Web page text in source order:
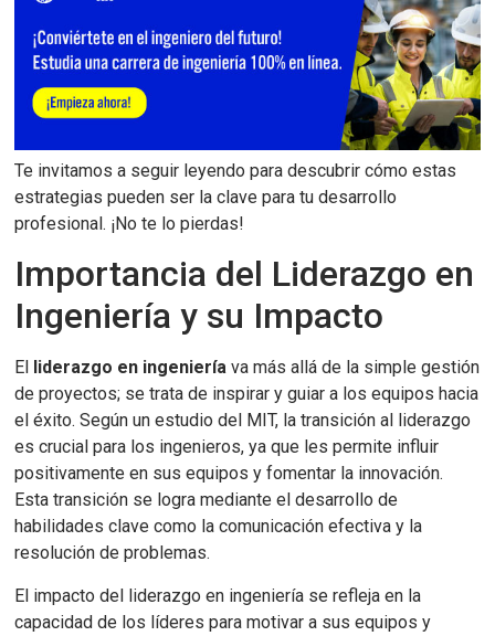
Te invitamos a seguir leyendo para descubrir cómo estas
estrategias pueden ser la clave para tu desarrollo
profesional. ¡No te lo pierdas!
Importancia del Liderazgo en
Ingeniería y su Impacto
El liderazgo en ingeniería va más allá de la simple gestión
de proyectos; se trata de inspirar y guiar a los equipos hacia
el éxito. Según un estudio del MIT, la transición al liderazgo
es crucial para los ingenieros, ya que les permite influir
positivamente en sus equipos y fomentar la innovación.
Esta transición se logra mediante el desarrollo de
habilidades clave como la comunicación efectiva y la
resolución de problemas.
El impacto del liderazgo en ingeniería se refleja en la
capacidad de los líderes para motivar a sus equipos y